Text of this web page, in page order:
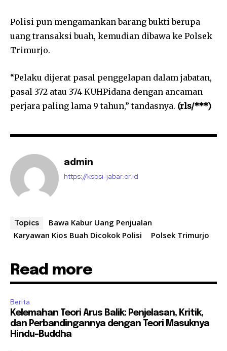
Polisi pun mengamankan barang bukti berupa
uang transaksi buah, kemudian dibawa ke Polsek
Trimurjo.
“Pelaku dijerat pasal penggelapan dalam jabatan,
pasal 372 atau 374 KUHPidana dengan ancaman
perjara paling lama 9 tahun,” tandasnya. (rls/***)
admin
https://kspsi-jabar.or.id
Topics
Bawa Kabur Uang Penjualan
Karyawan Kios Buah Dicokok Polisi
Polsek Trimurjo
Read more
Berita
Kelemahan Teori Arus Balik: Penjelasan, Kritik,
dan Perbandingannya dengan Teori Masuknya
Hindu-Buddha